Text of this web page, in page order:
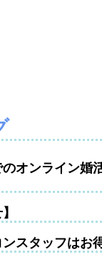
オンライン婚
スタッフはお